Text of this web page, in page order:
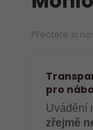
Přečtěte si
pro
Uvádění
zřejmě